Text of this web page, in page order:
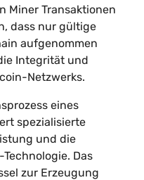
Miner Transaktionen
dass nur gültige
aufgenommen
Integrität und
Netzwerks.
eines
spezialisierte
und die
Das
zur Erzeugung